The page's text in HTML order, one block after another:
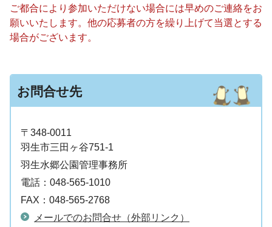
ご都合により参加いただけない場合には早めのご連絡をお
願いいたします。他の応募者の方を繰り上げて当選とする
場合がございます。
お問合せ先
〒348-0011
羽生市三田ヶ谷751-1
羽生水郷公園管理事務所
電話： 048-565-1010
FAX： 048-565-2768
メールでのお問合せ（外部リンク）